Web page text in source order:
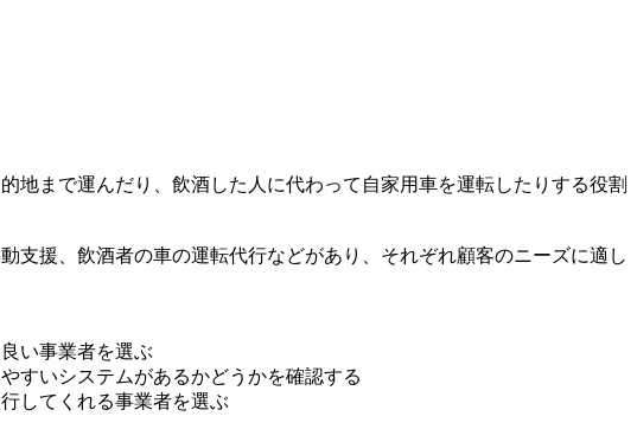
地まで運んだり、飲酒した人に代わって自家用車を運転したりする役割
支援、飲酒者の車の運転代行などがあり、それぞれ顧客のニーズに適し
い事業者を選ぶ
すいシステムがあるかどうかを確認する
してくれる事業者を選ぶ